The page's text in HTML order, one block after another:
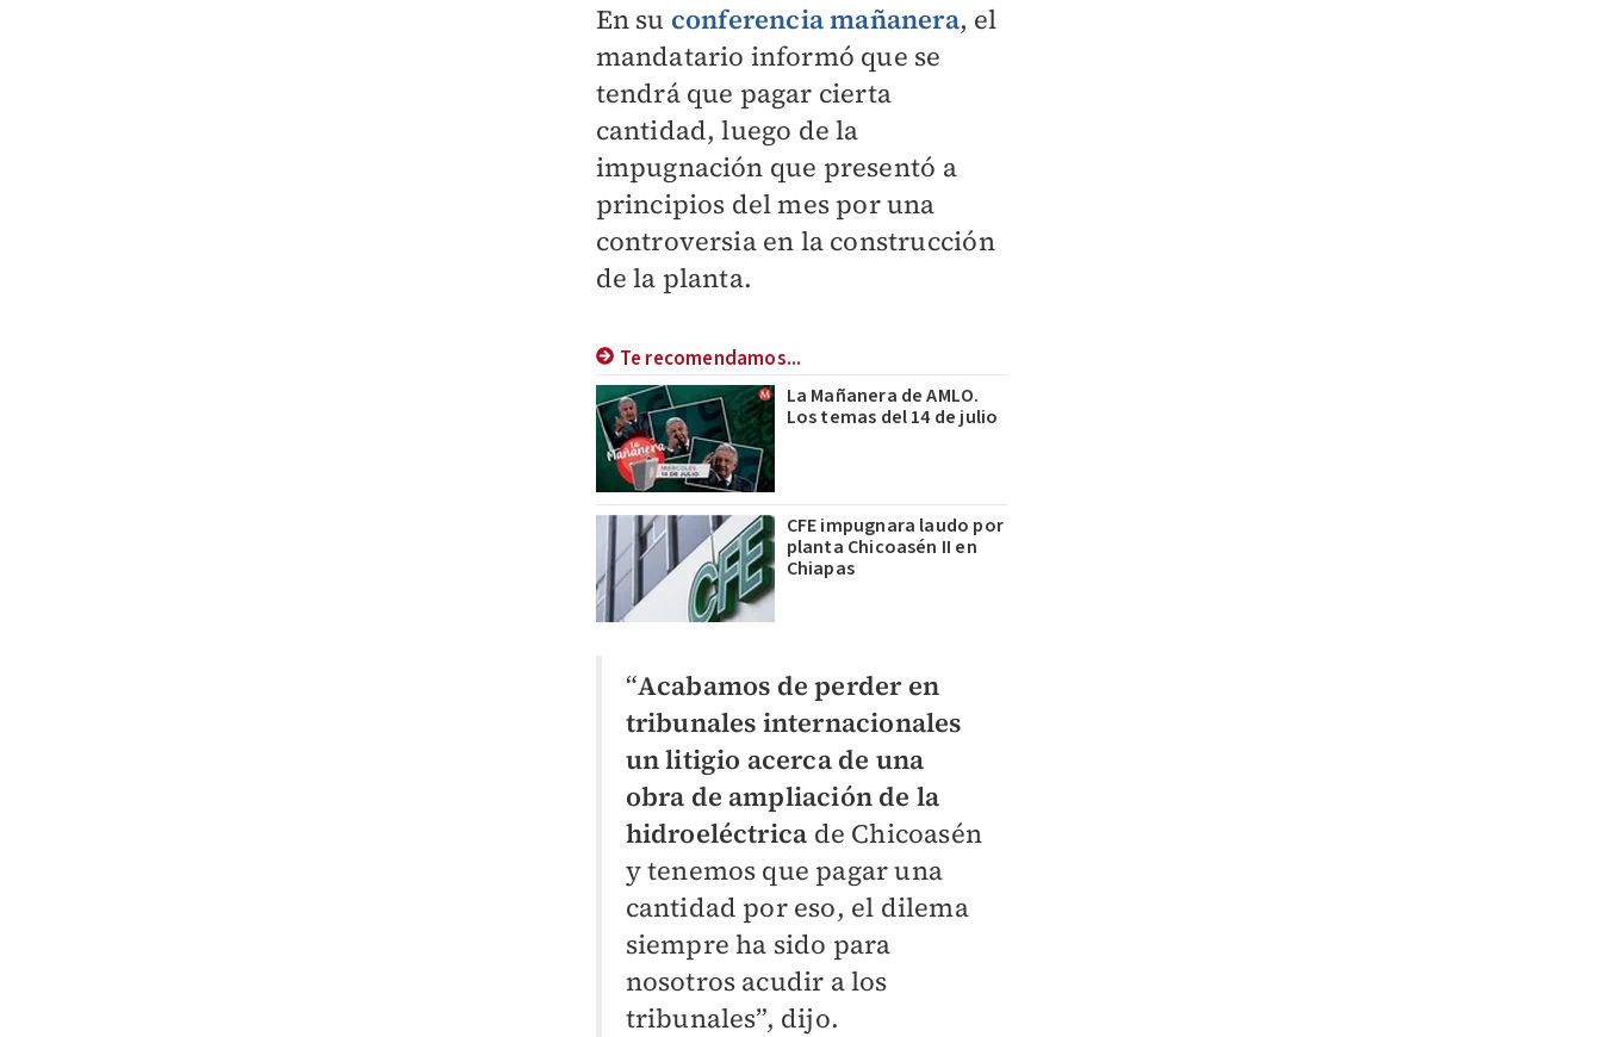
En su conferencia mañanera, el
mandatario informó que se
tendrá que pagar cierta
cantidad, luego de la
impugnación que presentó a
principios del mes por una
controversia en la construcción
de la planta.
Te recomendamos...
La Mañanera de AMLO.
Los temas del 14 de julio
CFE impugnara laudo por
planta Chicoasén II en
Chiapas
“Acabamos de perder en
tribunales internacionales
un litigio acerca de una
obra de ampliación de la
hidroeléctrica de Chicoasén
y tenemos que pagar una
cantidad por eso, el dilema
siempre ha sido para
nosotros acudir a los
tribunales”, dijo.